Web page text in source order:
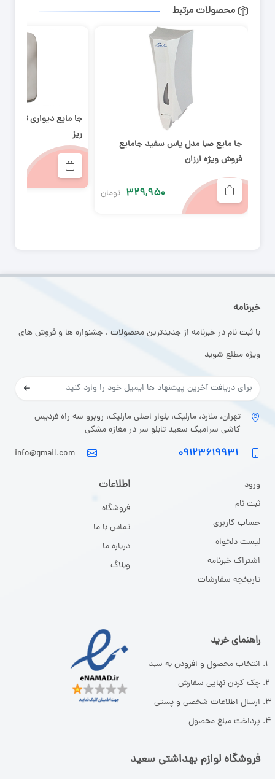
محصولات مرتبط
جا مایع صبا مدل یاس سفید جامایع
فروش ویژه ارزان
۳۲۹,۹۵۰ تومان
جا مایع دیواری تمام
ریز
خبرنامه
با ثبت نام در خبرنامه از جدیدترین محصولات ، جشنواره ها و فروش های
ویژه مطلع شوید
تهران، ملارد، مارلیک، بلوار اصلی مارلیک، روبرو سه راه فردیس
کاشی سرامیک سعید تابلو سر در مغازه مشکی
۰۹۱۲۳۶۱۹۹۳۱ info@gmail.com
ورود
ثبت نام
حساب کاربری
لیست دلخواه
اشتراک خبرنامه
تاریخچه سفارشات
اطلاعات
فروشگاه
تماس با ما
درباره ما
وبلاگ
راهنمای خرید
انتخاب محصول و افزودن به سبد
چک کردن نهایی سفارش
ارسال اطلاعات شخصی و پستی
پرداخت مبلغ محصول
فروشگاه لوازم بهداشتی سعید